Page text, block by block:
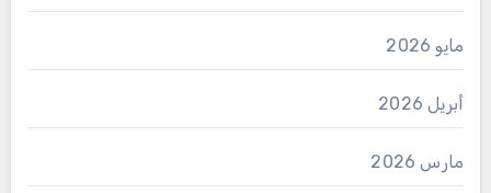
مايو 2026
أبريل 2026
مارس 2026